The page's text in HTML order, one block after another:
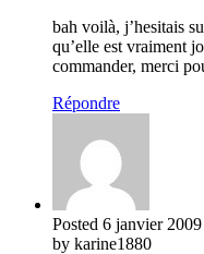
bah voilà, j’hesitais
qu’elle est vraiment
commander, merci
Répondre
Posted 6 janvier 2009
by karine1880